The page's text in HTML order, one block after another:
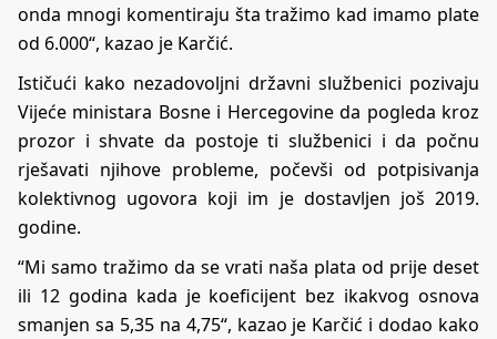
onda mnogi komentiraju šta tražimo kad imamo plate
od 6.000“, kazao je Karčić.
Ističući kako nezadovoljni državni službenici pozivaju
Vijeće ministara Bosne i Hercegovine da pogleda kroz
prozor i shvate da postoje ti službenici i da počnu
rješavati njihove probleme, počevši od potpisivanja
kolektivnog ugovora koji im je dostavljen još 2019.
godine.
“Mi samo tražimo da se vrati naša plata od prije deset
ili 12 godina kada je koeficijent bez ikakvog osnova
smanjen sa 5,35 na 4,75“, kazao je Karčić i dodao kako